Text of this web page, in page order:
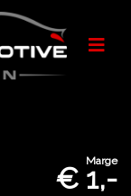
Marge
€ 1,-